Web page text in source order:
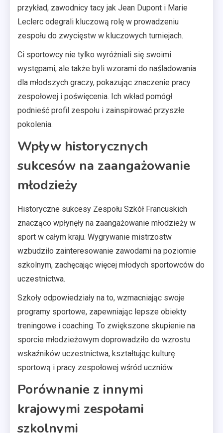
przykład, zawodnicy tacy jak Jean Dupont i Marie
Leclerc odegrali kluczową rolę w prowadzeniu
zespołu do zwycięstw w kluczowych turniejach.
Ci sportowcy nie tylko wyróżniali się swoimi
występami, ale także byli wzorami do naśladowania
dla młodszych graczy, pokazując znaczenie pracy
zespołowej i poświęcenia. Ich wkład pomógł
podnieść profil zespołu i zainspirować przyszłe
pokolenia.
Wpływ historycznych
sukcesów na zaangażowanie
młodzieży
Historyczne sukcesy Zespołu Szkół Francuskich
znacząco wpłynęły na zaangażowanie młodzieży w
sport w całym kraju. Wygrywanie mistrzostw
wzbudziło zainteresowanie zawodami na poziomie
szkolnym, zachęcając więcej młodych sportowców do
uczestnictwa.
Szkoły odpowiedziały na to, wzmacniając swoje
programy sportowe, zapewniając lepsze obiekty
treningowe i coaching. To zwiększone skupienie na
sporcie młodzieżowym doprowadziło do wzrostu
wskaźników uczestnictwa, kształtując kulturę
sportową i pracy zespołowej wśród uczniów.
Porównanie z innymi
krajowymi zespołami
szkolnymi